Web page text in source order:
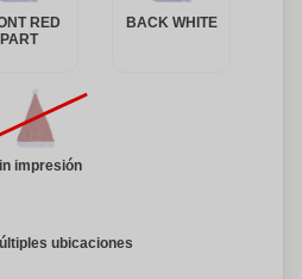
RED
PART
BACK WHITE
impresión
ubicaciones